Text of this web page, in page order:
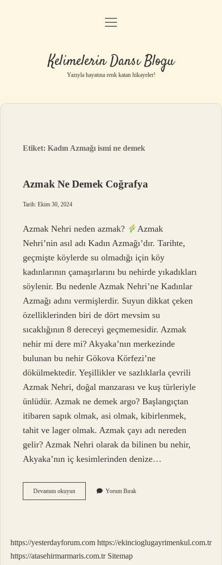
Anasayfa
Yasal Uyarı
menüyü
Kelimelerin Dansı Blogu
Yazıyla hayatına renk katan hikayeler!
Etiket:Kadın Azmağı ismi ne demek
Azmak Ne Demek Coğrafya
Tarih: Ekim 30, 2024
Azmak Nehri neden azmak?
Azmak
Nehri’nin asıl adı Kadın Azmağı’dır. Tarihte,
geçmişte köylerde su olmadığı için köy
kadınlarının çamaşırlarını bu nehirde yıkadıkları
söylenir. Bu nedenle Azmak Nehri’ne Kadınlar
Azmağı adını vermişlerdir. Suyun dikkat çeken
özelliklerinden biri de dört mevsim su
sıcaklığının 8 dereceyi geçmemesidir. Azmak
nehir mi dere mi? Akyaka’nın merkezinde
bulunan bu nehir Gökova Körfezi’ne
dökülmektedir. Yeşillikler ve sazlıklarla çevrili
Azmak Nehri, doğal manzarası ve kuş türleriyle
ünlüdür. Azmak ne demek argo? Başlangıçtan
itibaren sapık olmak, asi olmak, kibirlenmek,
tahit ve lager olmak. Azmak çayı adı nereden
gelir? Azmak Nehri olarak da bilinen bu nehir,
Akyaka’nın iç kesimlerinden denize…
Devamını okuyunAzmak
Ne
Yorum Bırak
https://yesterdayforum.com https://ekincioglugayrimenkul.com.tr
https://atasehirmarmaris.com.tr Sitemap